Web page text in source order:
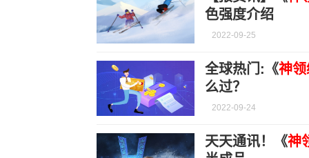
色强度介绍
2022-09-25
全球热门:《神
么过？
2022-09-24
天天通讯！《神